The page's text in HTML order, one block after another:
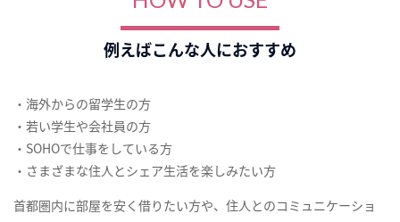
例えばこんな人におすすめ
・海外からの留学生の方
・若い学生や会社員の方
・SOHOで仕事をしている方
・さまざまな住人とシェア生活を楽しみたい方
首都圏内に部屋を安く借りたい方や、住人とのコミュニケーショ